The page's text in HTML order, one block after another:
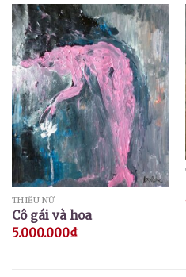
THIẾU NỮ
Cô gái và hoa
5.000.000₫